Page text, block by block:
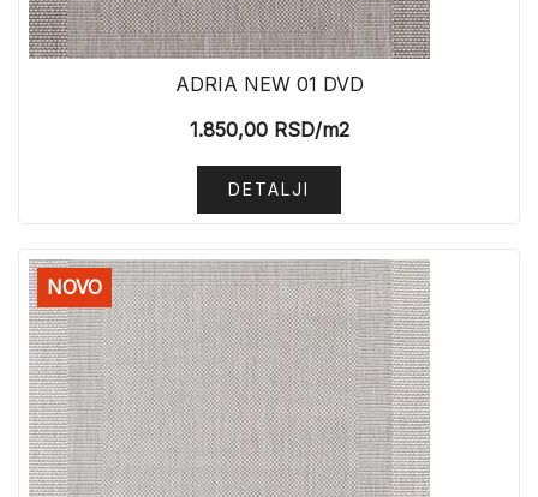
ADRIA NEW 01 DVD
1.850,00RSD/m2
DETALJI
NOVO